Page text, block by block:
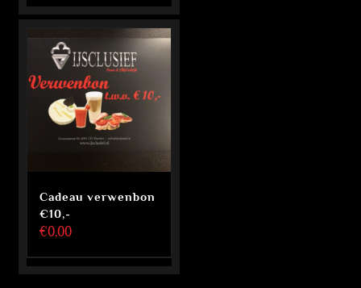
Cadeau verwenbon
€10,-
€0,00